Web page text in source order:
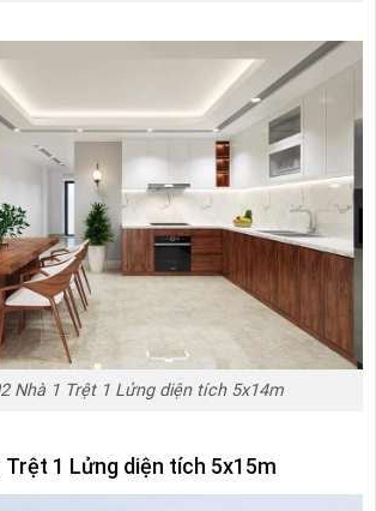
Nhà 1 Trệt 1 Lửng diện tích 5x14m
Trệt 1 Lửng diện tích 5x15m